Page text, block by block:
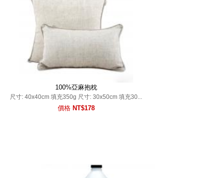
100%亞麻抱枕
尺寸: 40x40cm 填充350g 尺寸: 30x50cm 填充30...
價格 NT$178